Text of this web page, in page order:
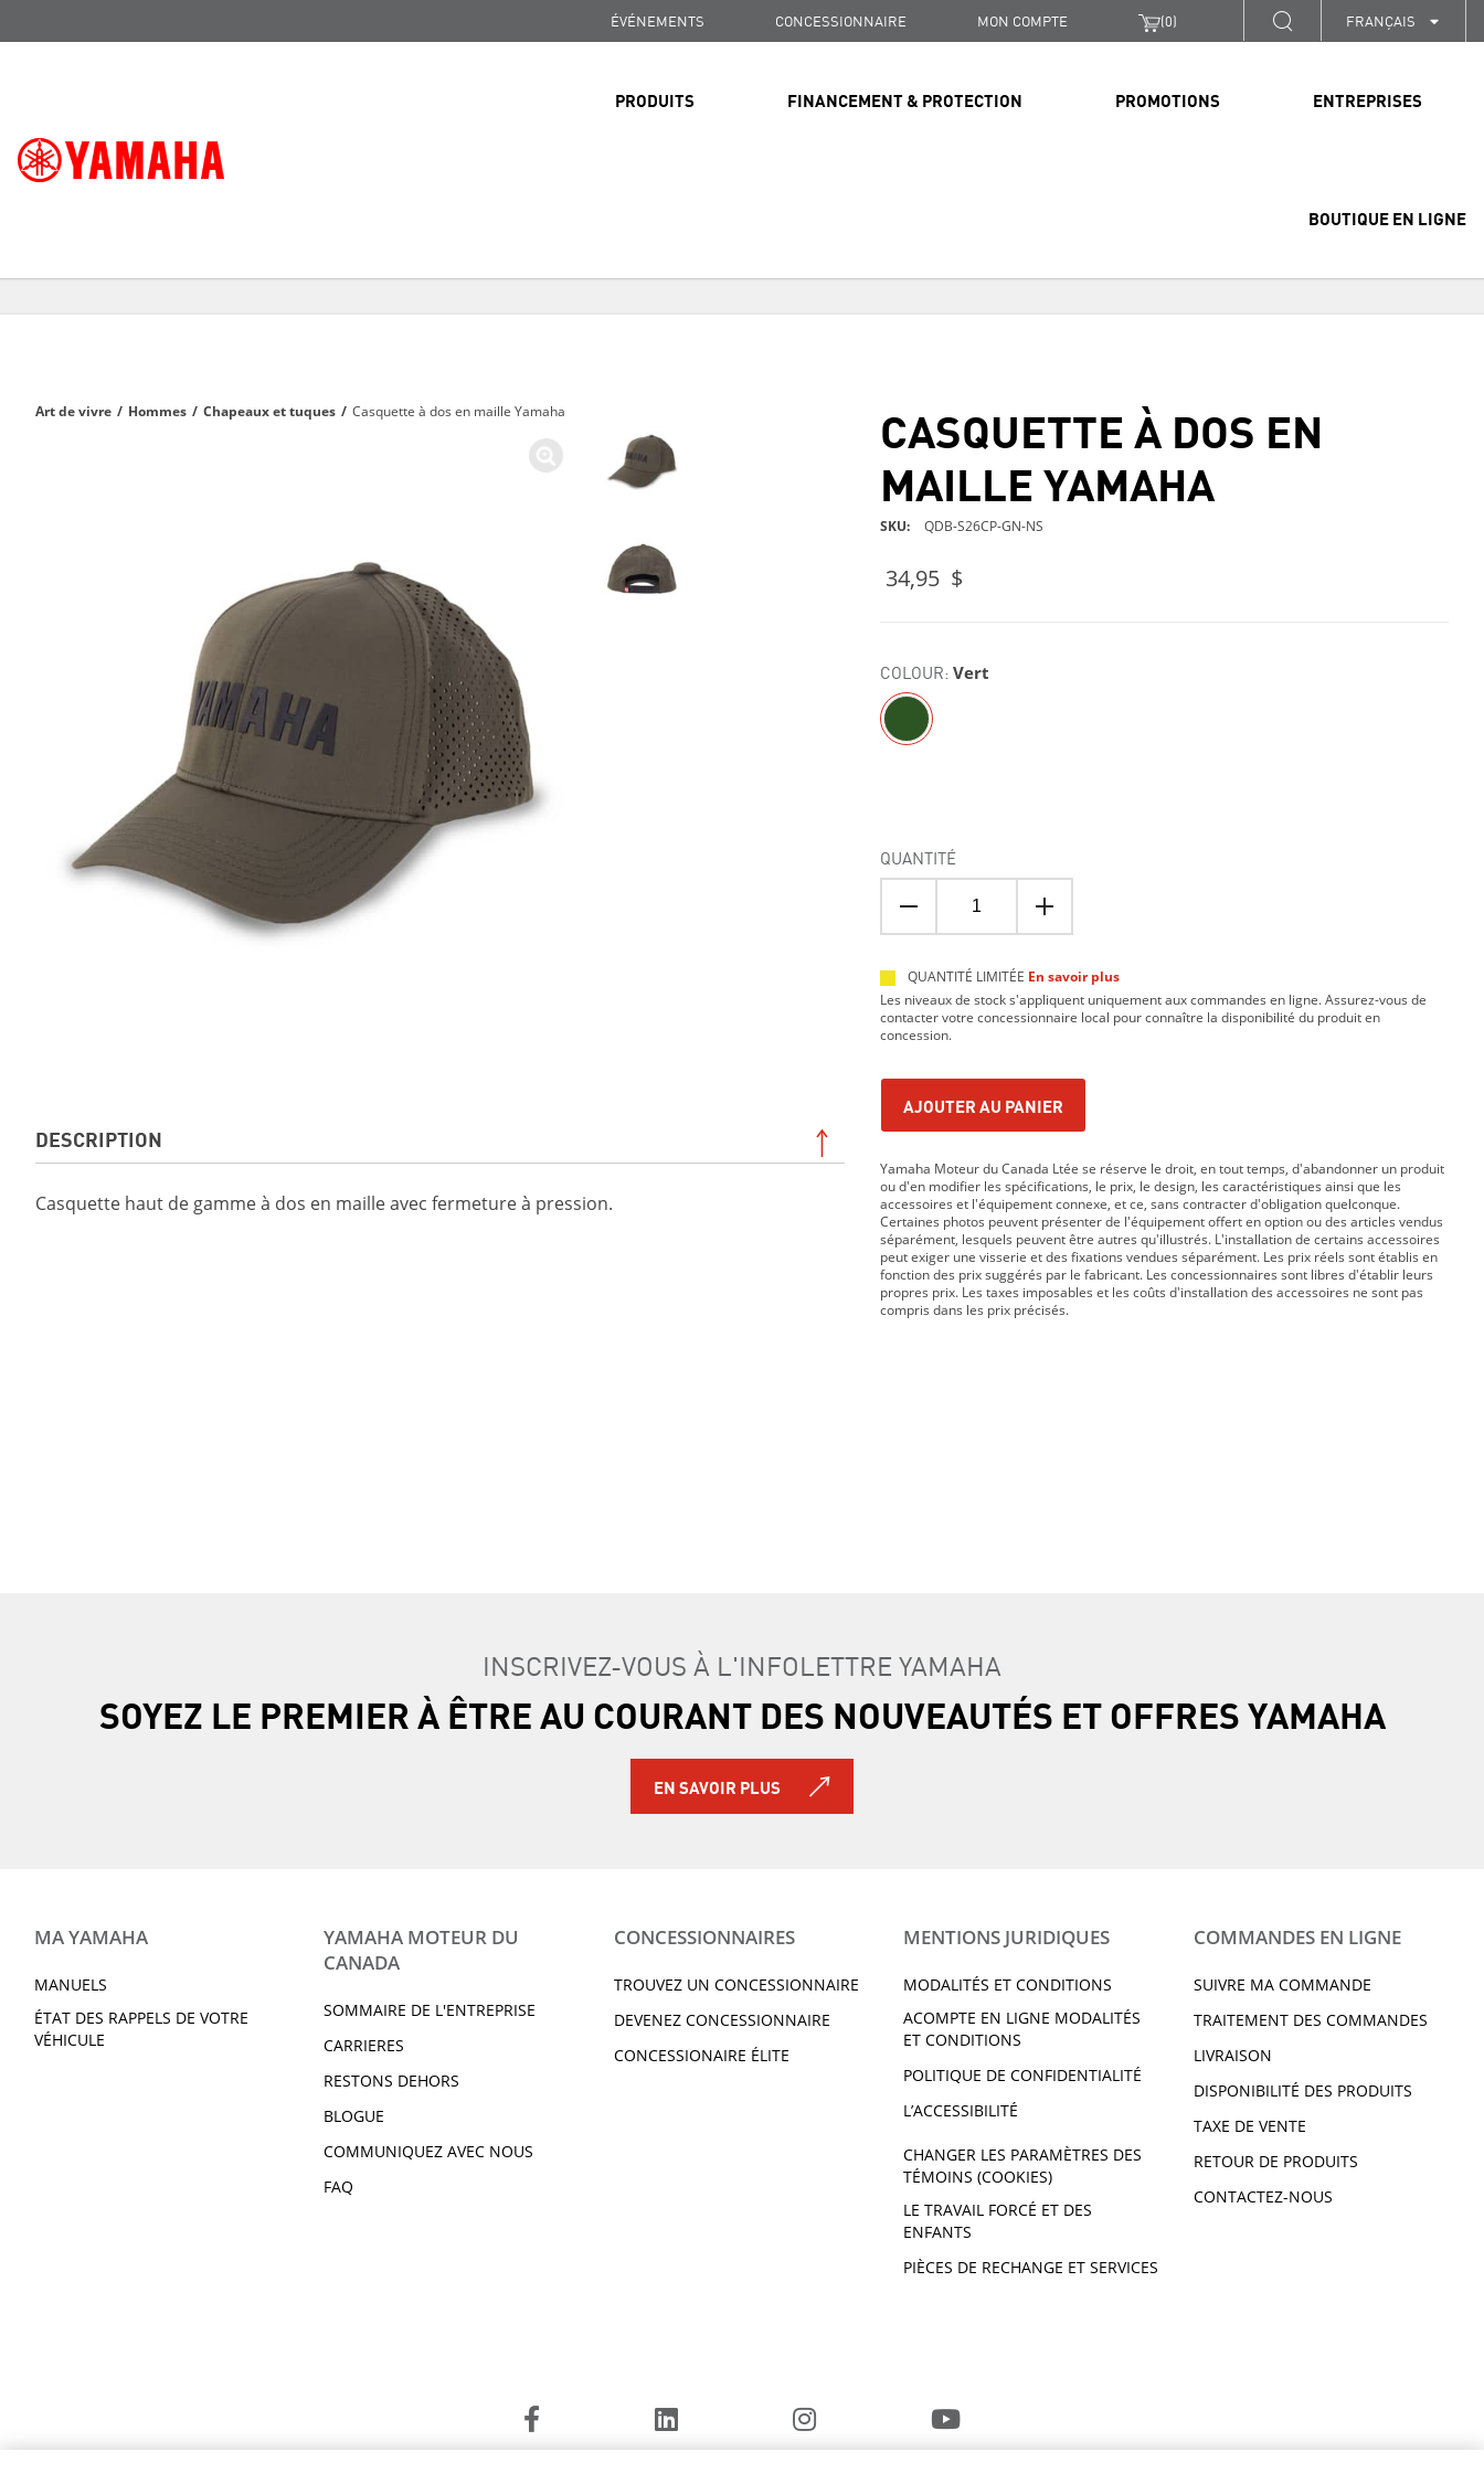
ÉVÉNEMENTS CONCESSIONNAIRE MON COMPTE (0) FRANÇAIS
PRODUITS FINANCEMENT & PROTECTION PROMOTIONS ENTREPRISES
BOUTIQUE EN LIGNE
SUR TOUTES LES COMMANDES DE PLUS DE 99 $
Art de vivre / Hommes / Chapeaux et tuques / Casquette à dos en maille Yamaha
DESCRIPTION
Casquette haut de gamme à dos en maille avec fermeture à pression.
CASQUETTE À DOS EN
MAILLE YAMAHA
SKU QDB-S26CP-GN-NS
34,95 $
COLOUR: Vert
QUANTITÉ
QUANTITÉ LIMITÉE En savoir plus
Les niveaux de stock s'appliquent uniquement aux commandes en ligne. Assurez-vous de
contacter votre concessionnaire local pour connaître la disponibilité du produit en
concession.
AJOUTER AU PANIER
Yamaha Moteur du Canada Ltée se réserve le droit, en tout temps, d'abandonner un produit
ou d'en modifier les spécifications, le prix, le design, les caractéristiques ainsi que les
accessoires et l'équipement connexe, et ce, sans contracter d'obligation quelconque.
Certaines photos peuvent présenter de l'équipement offert en option ou des articles vendus
séparément, lesquels peuvent être autres qu'illustrés. L'installation de certains accessoires
peut exiger une visserie et des fixations vendues séparément. Les prix réels sont établis en
fonction des prix suggérés par le fabricant. Les concessionnaires sont libres d'établir leurs
propres prix. Les taxes imposables et les coûts d'installation des accessoires ne sont pas
compris dans les prix précisés.
INSCRIVEZ-VOUS À L'INFOLETTRE YAMAHA
SOYEZ LE PREMIER À ÊTRE AU COURANT DES NOUVEAUTÉS ET OFFRES YAMAHA
EN SAVOIR PLUS
MA YAMAHA
MANUELS
ÉTAT DES RAPPELS DE VOTRE
VÉHICULE
YAMAHA MOTEUR DU
CANADA
SOMMAIRE DE L'ENTREPRISE
CARRIERES
RESTONS DEHORS
BLOGUE
COMMUNIQUEZ AVEC NOUS
FAQ
CONCESSIONNAIRES
TROUVEZ UN CONCESSIONNAIRE
DEVENEZ CONCESSIONNAIRE
CONCESSIONAIRE ÉLITE
MENTIONS JURIDIQUES
MODALITÉS ET CONDITIONS
ACOMPTE EN LIGNE MODALITÉS
ET CONDITIONS
POLITIQUE DE CONFIDENTIALITÉ
L’ACCESSIBILITÉ
CHANGER LES PARAMÈTRES DES
TÉMOINS (COOKIES)
LE TRAVAIL FORCÉ ET DES
ENFANTS
PIÈCES DE RECHANGE ET SERVICES
COMMANDES EN LIGNE
SUIVRE MA COMMANDE
TRAITEMENT DES COMMANDES
LIVRAISON
DISPONIBILITÉ DES PRODUITS
TAXE DE VENTE
RETOUR DE PRODUITS
CONTACTEZ-NOUS